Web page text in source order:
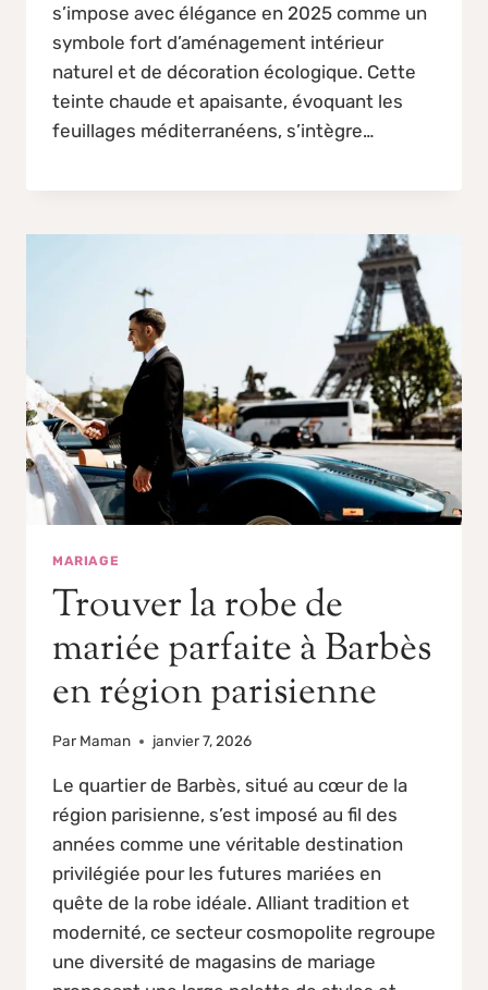
s’impose avec élégance en 2025 comme un
symbole fort d’aménagement intérieur
naturel et de décoration écologique. Cette
teinte chaude et apaisante, évoquant les
feuillages méditerranéens, s’intègre…
MARIAGE
Trouver la robe de
mariée parfaite à Barbès
en région parisienne
Par Maman janvier 7, 2026
Le quartier de Barbès, situé au cœur de la
région parisienne, s’est imposé au fil des
années comme une véritable destination
privilégiée pour les futures mariées en
quête de la robe idéale. Alliant tradition et
modernité, ce secteur cosmopolite regroupe
une diversité de magasins de mariage